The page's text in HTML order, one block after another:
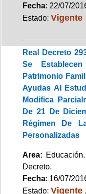
Fecha: 22/07/
Estado: Vigente
Real Decreto
Se
Patrimonio
Ayudas Al
Modifica
De 21 De
Régimen De
Personalizadas
Area:
Decreto.
Fecha: 16/07/
Estado: Vigente .